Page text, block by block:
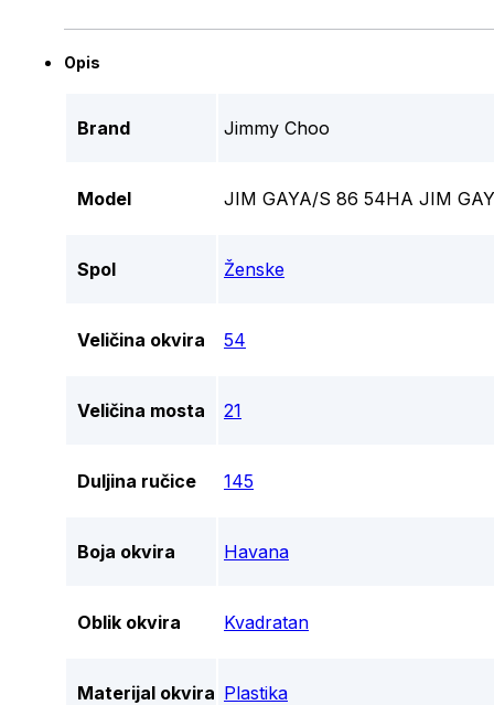
Opis
Brand Jimmy Choo
Model JIM GAYA/S 86 54HA JIM
Spol Ženske
Veličina okvira 54
Veličina mosta 21
Duljina ručice 145
Boja okvira Havana
Oblik okvira Kvadratan
Materijal okvira Plastika